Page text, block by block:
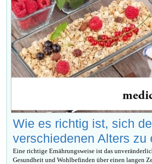
Wie es richtig ist, sich
verschiedenen Alters zu
Eine richtige Ernährungsweise ist das
Gesundheit und Wohlbefinden über einen langen